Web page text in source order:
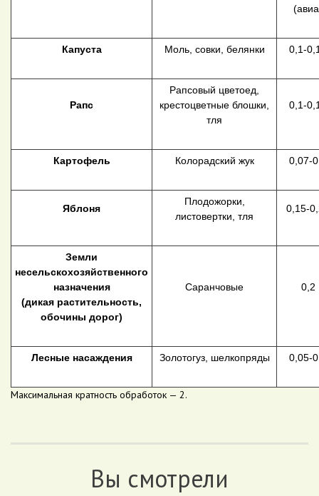
Капуста Моль, совки, белянки 0,1-
Рапс
Рапсовый цветоед,
крестоцветные блошки,
тля
0,1-
Картофель Колорадский жук 0,07-
Яблоня
Плодожорки,
листовертки, тля
0,15-
Земли
несельскохозяйственного
назначения
(дикая растительность,
обочины дорог)
Саранчовые 0,2
Лесные насаждения Золотогуз, шелкопряды 0,05-
Максимальная кратность обработок — 2.
Вы смотрели